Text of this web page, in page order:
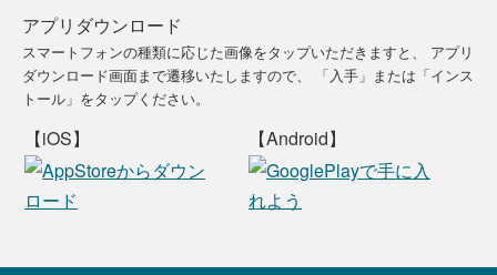
アプリダウンロード
スマートフォンの種類に応じた画像をタップいただきますと、
アプリ
ダウンロード画面まで遷移いたしますので、
「入手」または「インス
トール」をタップください。
【iOS】 【Android】